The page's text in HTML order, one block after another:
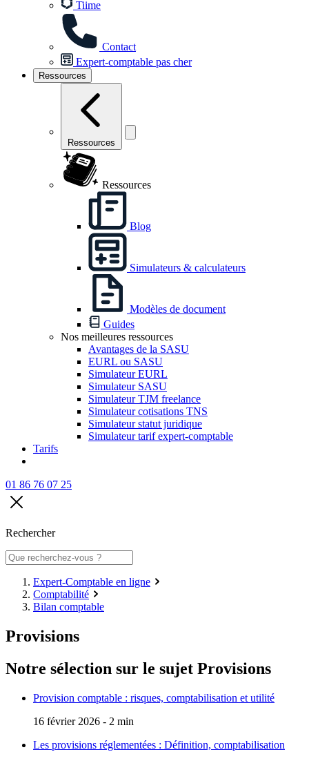
Tiime
Contact
Expert-comptable pas cher
Ressources
Ressources
Ressources
Blog
Simulateurs & calculateurs
Modèles de document
Guides
Nos meilleures ressources
Avantages de la SASU
EURL ou SASU
Simulateur EURL
Simulateur SASU
Simulateur TJM freelance
Simulateur cotisations TNS
Simulateur statut juridique
Simulateur tarif expert-comptable
Tarifs
01 86 76 07 25
Rechercher
Expert-Comptable en ligne
Comptabilité
Bilan comptable
Provisions
Notre sélection sur le sujet Provisions
Provision comptable : risques, comptabilisation et utilité
16 février 2026 - 2 min
Les provisions réglementées : Définition, comptabilisation